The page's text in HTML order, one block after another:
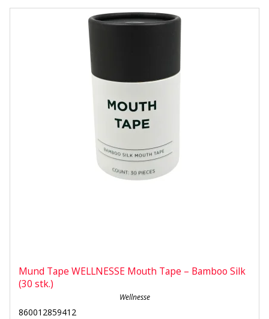
Mund Tape WELLNESSE Mouth Tape – Bamboo Silk
(30 stk.)
Wellnesse
860012859412